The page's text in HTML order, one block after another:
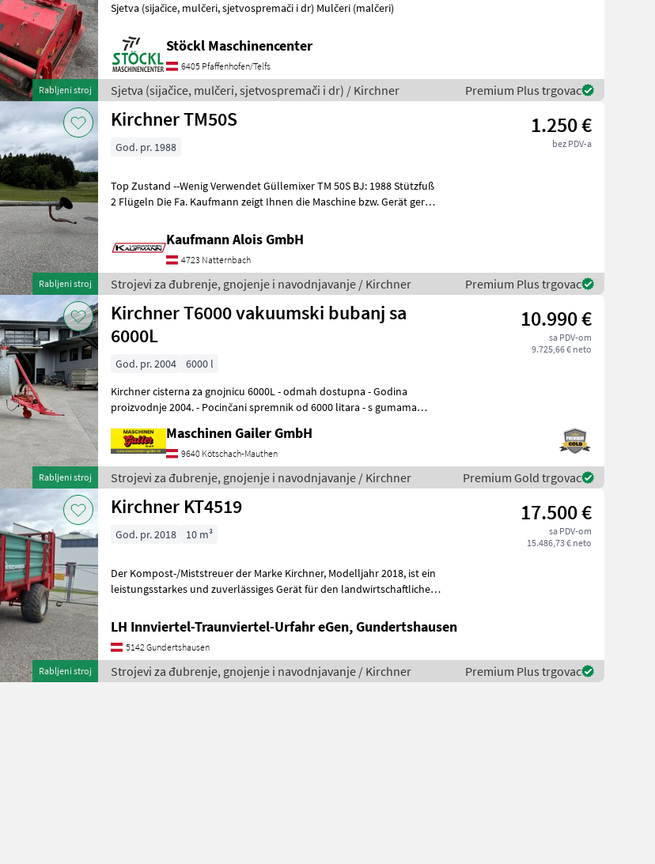
Rabljeni stroj
Sjetva (sijačice, mulčeri, sjetvospremači i dr) Mulčeri (malčeri)
Stöckl Maschinencenter
6405 Pfaffenhofen/Telfs
Sjetva (sijačice, mulčeri, sjetvospremači i dr) / Kirchner Premium Plus trgovac
Rabljeni stroj
Kirchner TM50S 1.250 €
bez PDV-a
God. pr. 1988
Top Zustand --Wenig Verwendet Güllemixer TM 50S BJ: 1988 Stützfuß
2 Flügeln Die Fa. Kaufmann zeigt Ihnen die Maschine bzw. Gerät gerne
Kaufmann Alois GmbH
4723 Natternbach
Strojevi za đubrenje, gnojenje i navodnjavanje / Kirchner Premium Plus trgovac
Rabljeni stroj
Kirchner T6000 vakuumski bubanj sa
6000L
10.990 €
sa PDV-om
9.725,66 € neto
God. pr. 2004
6000 l
Kirchner cisterna za gnojnicu 6000L - odmah dostupna - Godina
proizvodnje 2004. - Pocinčani spremnik od 6000 litara - s gumama
Maschinen Gailer GmbH
9640 Kötschach-Mauthen
Strojevi za đubrenje, gnojenje i navodnjavanje / Kirchner Premium Gold trgovac
Rabljeni stroj
Kirchner KT4519 17.500 €
sa PDV-om
15.486,73 € neto
God. pr. 2018 10 m³
Der Kompost-/Miststreuer der Marke Kirchner, Modelljahr 2018, ist ein
leistungsstarkes und zuverlässiges Gerät für den landwirtschaftlichen
LH Innviertel-Traunviertel-Urfahr eGen, Gundertshausen
5142 Gundertshausen
Strojevi za đubrenje, gnojenje i navodnjavanje / Kirchner Premium Plus trgovac